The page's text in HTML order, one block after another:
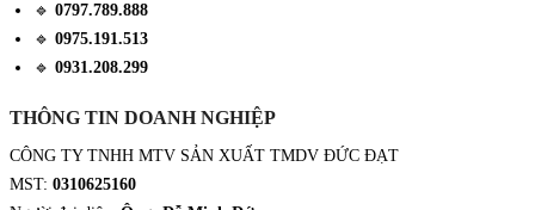
🔹 0797.789.888
🔹 0975.191.513
🔹 0931.208.299
THÔNG TIN DOANH NGHIỆP
CÔNG TY TNHH MTV SẢN XUẤT TMDV ĐỨC ĐẠT
MST: 0310625160